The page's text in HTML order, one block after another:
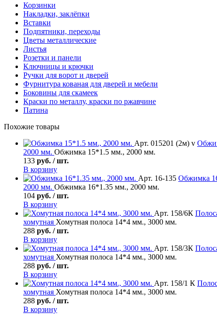
Корзинки
Накладки, заклёпки
Вставки
Подпятники, переходы
Цветы металлические
Листья
Розетки и панели
Ключницы и крючки
Ручки для ворот и дверей
Фурнитура кованая для дверей и мебели
Боковины для скамеек
Краски по металлу, краски по ржавчине
Патина
Похожие товары
Арт. 015201 (2м) v
2000 мм. Обжимка 15*1.5 мм., 2000 мм.
133 руб. / шт.
В корзину
Арт. 16-135 Обжимка
2000 мм. Обжимка 16*1.35 мм., 2000 мм.
104 руб. / шт.
В корзину
Арт. 158/6К
хомутная Хомутная полоса 14*4 мм., 3000 мм.
288 руб. / шт.
В корзину
Арт. 158/3К
хомутная Хомутная полоса 14*4 мм., 3000 мм.
288 руб. / шт.
В корзину
Арт. 158/1 К
хомутная Хомутная полоса 14*4 мм., 3000 мм.
288 руб. / шт.
В корзину